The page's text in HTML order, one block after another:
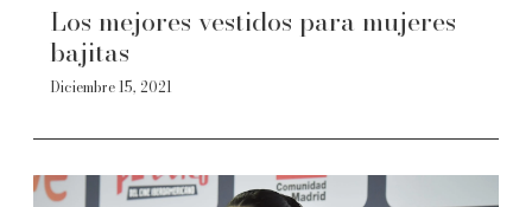
Los mejores vestidos para mujeres
bajitas
Diciembre 15, 2021